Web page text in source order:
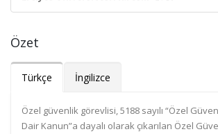
Özet
Türkçe İngilizce
Özel güvenlik görevlisi, 5188 sayılı “Özel
Dair Kanun”a dayalı olarak çıkarılan Özel